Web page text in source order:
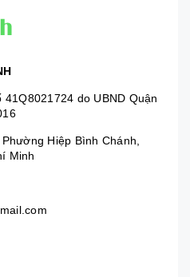
do UBND Quận
Hiệp Bình Chánh,
Minh